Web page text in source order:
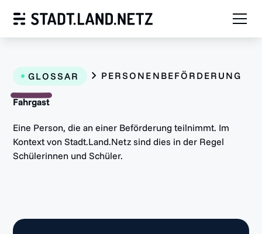
GLOSSAR PERSONENBEFÖRDERUNG
Fahrgast
Eine Person, die an einer Beförderung teilnimmt. Im
Kontext von Stadt.Land.Netz sind dies in der Regel
Schülerinnen und Schüler.